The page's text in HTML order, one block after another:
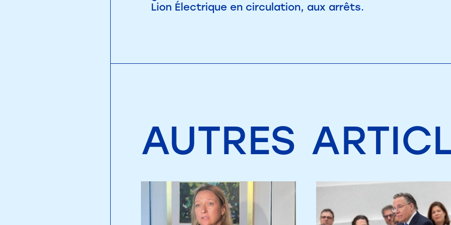
Lion Électrique en circulation, aux arrêts.
AUTRES